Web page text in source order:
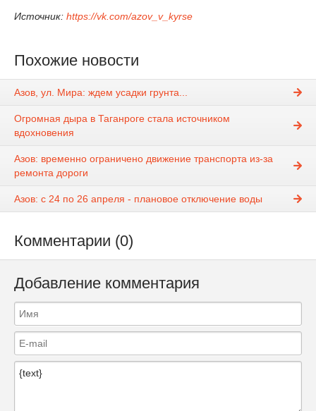
Источник: https://vk.com/azov_v_kyrse
Похожие новости
Азов, ул. Мира: ждем усадки грунта...
Огромная дыра в Таганроге стала источником
вдохновения
Азов: временно ограничено движение транспорта из-за
ремонта дороги
Азов: с 24 по 26 апреля - плановое отключение воды
Комментарии (0)
Добавление комментария